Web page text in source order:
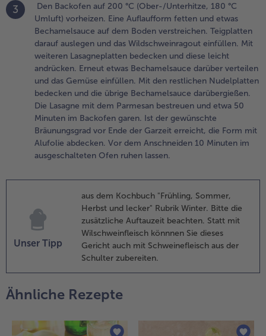
dem Boden
darauf
und das
Mit
und
leicht
Erneut
das Gemüse
und die
50 Minuten
Backofen
3
Den Backofen auf 200 °C (Ober-/Unterhitze, 180 °C
Umluft) vorheizen. Eine Auflaufform fetten und etwas
Bechamelsauce auf dem Boden verstreichen. Teigplatten
darauf auslegen und das Wildschweinragout einfüllen. Mit
weiteren Lasagneplatten bedecken und diese leicht
andrücken. Erneut etwas Bechamelsauce darüber verteilen
und das Gemüse einfüllen. Mit den restlichen Nudelplatten
bedecken und die übrige Bechamelsauce darübergießen.
Die Lasagne mit dem Parmesan bestreuen und etwa 50
Minuten im Backofen garen. Ist der gewünschte
Bräunungsgrad vor Ende der Garzeit erreicht, die Form mit
Alufolie abdecken. Vor dem Anschneiden 10 Minuten im
ausgeschalteten Ofen ruhen lassen.
Unser Tipp
aus dem Kochbuch "Frühling, Sommer,
Herbst und lecker" Rubrik Winter. Bitte die
zusätzliche Auftauzeit beachten. Statt mit
Wilschweinfleisch könnnen Sie dieses
Gericht auch mit Schweinefleisch aus der
Schulter zubereiten.
Ähnliche Rezepte